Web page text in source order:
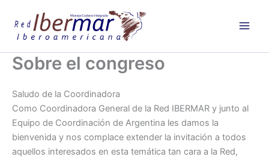
contenido
Sobre el congreso
Saludo de la Coordinadora
Como Coordinadora General de la Red IBERMAR y junto al
Equipo de Coordinación de Argentina les damos la
bienvenida y nos complace extender la invitación a todos
aquellos interesados en esta temática tan cara a la Red,